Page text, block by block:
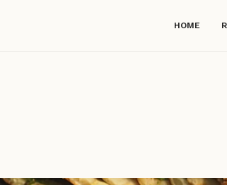
HOME